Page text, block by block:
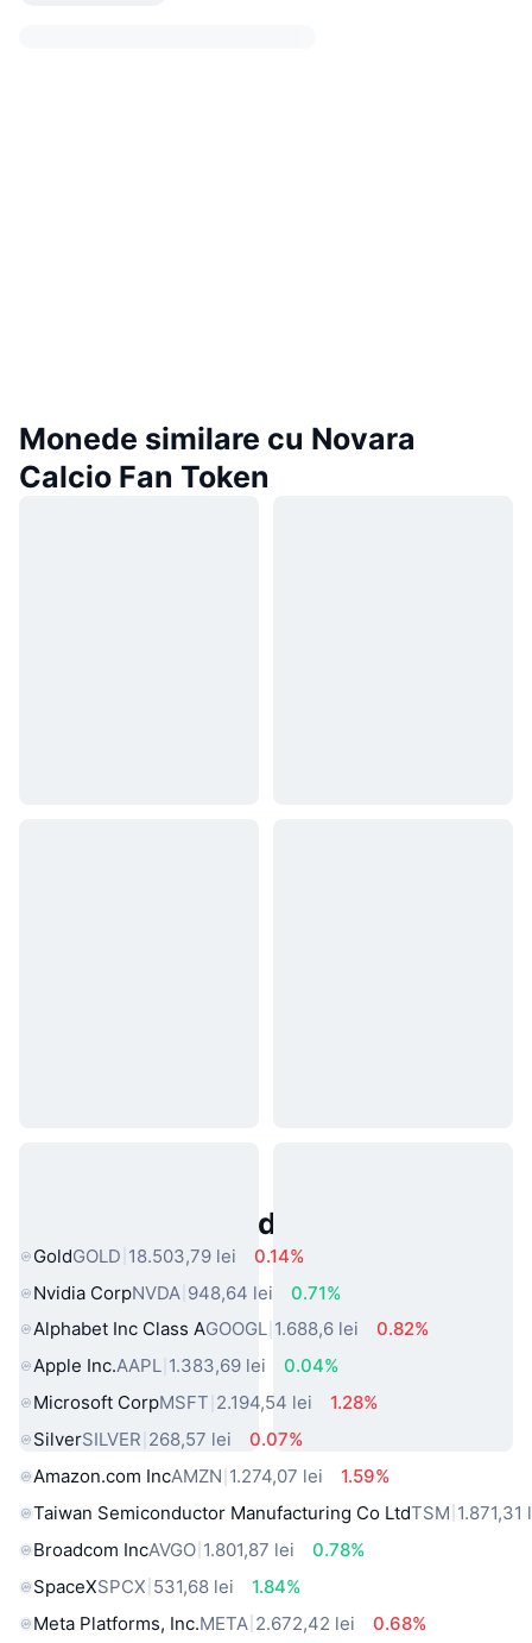
Monede similare cu Novara
Calcio Fan Token
Active Populare din Lumea Reală
GoldGOLD 18.503,79 lei
0.14%
Nvidia CorpNVDA 948,64 lei
0.71%
Alphabet Inc Class AGOOGL 1.688,6 lei
0.82%
Apple Inc.AAPL 1.383,69 lei
0.04%
Microsoft CorpMSFT 2.194,54 lei
1.28%
SilverSILVER 268,57 lei
0.07%
Amazon.com IncAMZN 1.274,07 lei
1.59%
Taiwan Semiconductor Manufacturing Co LtdTSM 1.871,31
Broadcom IncAVGO 1.801,87 lei
0.78%
SpaceXSPCX 531,68 lei
1.84%
Meta Platforms, Inc.META 2.672,42 lei
0.68%